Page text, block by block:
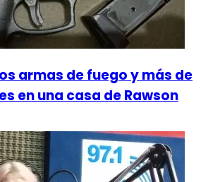
armas de fuego y más de
en una casa de Rawson